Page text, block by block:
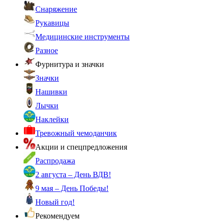
Снаряжение
Рукавицы
Медицинские инструменты
Разное
Фурнитура и значки
Значки
Нашивки
Лычки
Наклейки
Тревожный чемоданчик
Акции и спецпредложения
Распродажа
2 августа – День ВДВ!
9 мая – День Победы!
Новый год!
Рекомендуем